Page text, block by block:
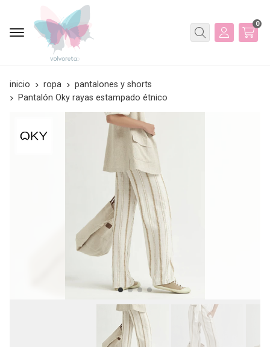
Buscar
0
inicio ropa
pantalones y shorts
Pantalón Oky rayas estampado étnico